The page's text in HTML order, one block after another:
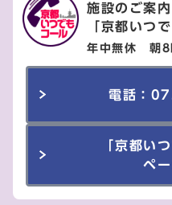
施設のご案
「京都いつ
年中無休 朝8
電話：
「京都い
ペ